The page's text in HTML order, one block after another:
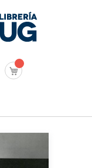
Mi carrito